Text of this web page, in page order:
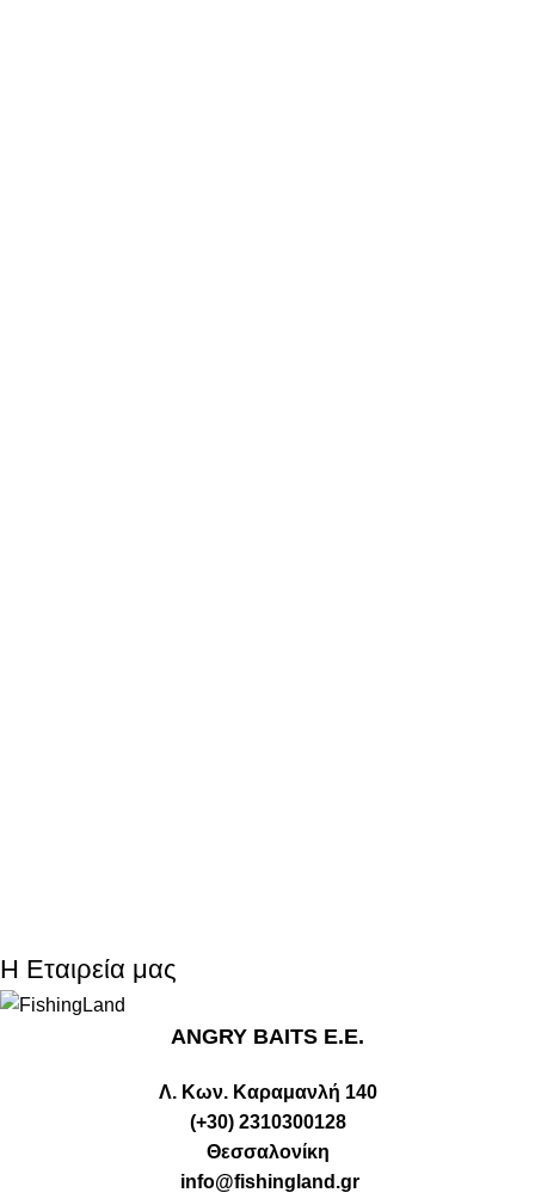
Η Εταιρεία μας
ANGRY BAITS Ε.Ε.
Λ. Κων. Καραμανλή 140
(+30) 2310300128
Θεσσαλονίκη
info@fishingland.gr